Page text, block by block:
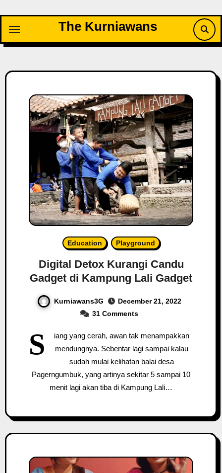
content
The Kurniawans
Education Playground
Digital Detox Kurangi Candu
Gadget di Kampung Lali Gadget
Kurniawans3G
December 21, 2022
31 Comments
S
iang yang cerah, awan tak menampakkan
mendungnya. Sebentar lagi sampai kalau
sudah mulai kelihatan balai desa
Pagerngumbuk, yang artinya sekitar 5 sampai 10
menit lagi akan tiba di Kampung Lali…